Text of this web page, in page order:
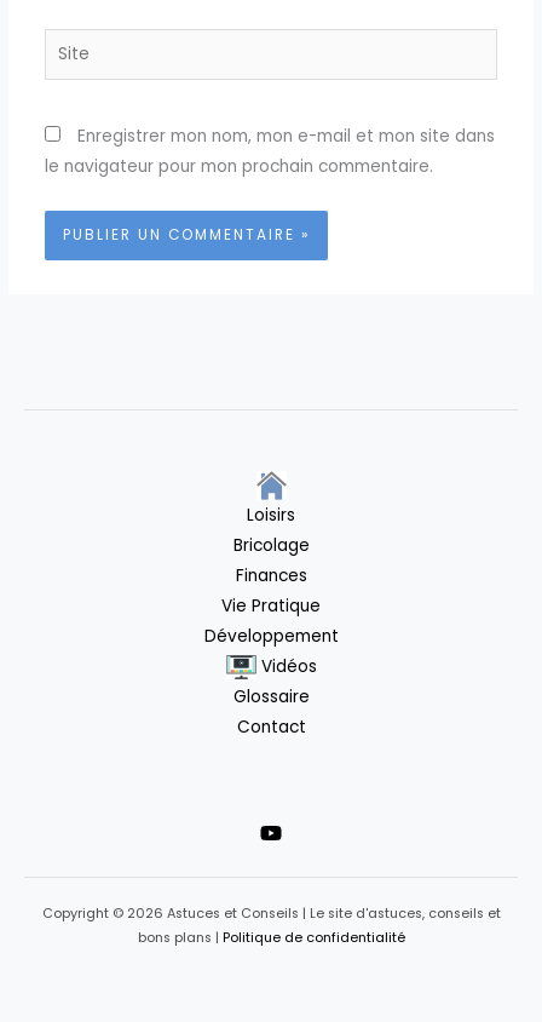
Site
Enregistrer mon nom, mon e-mail et mon site dans
le navigateur pour mon prochain commentaire.
Loisirs
Bricolage
Finances
Vie Pratique
Développement
Vidéos
Glossaire
Contact
Copyright © 2026 Astuces et Conseils | Le site d'astuces, conseils et
bons plans | Politique de confidentialité